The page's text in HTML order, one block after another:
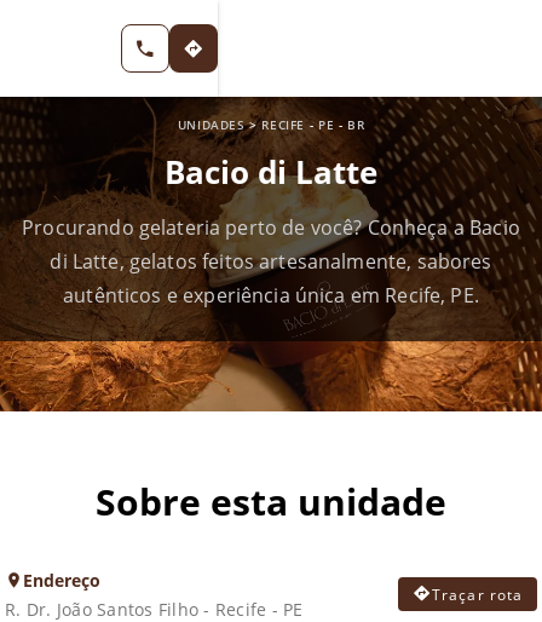
UNIDADES>RECIFE - PE - BR
Bacio di Latte
Procurando gelateria perto de você? Conheça a Bacio
di Latte, gelatos feitos artesanalmente, sabores
autênticos e experiência única em Recife, PE.
Sobre esta unidade
Endereço
R. Dr. João Santos Filho - Recife - PE
Traçar rota